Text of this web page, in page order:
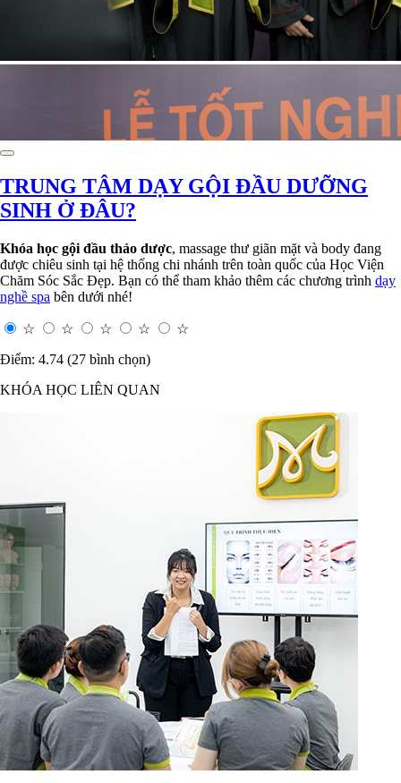
TRUNG TÂM DẠY GỘI ĐẦU DƯỠNG
SINH Ở ĐÂU?
Khóa học gội đầu thảo dược, massage thư giãn mặt và body đang
được chiêu sinh tại hệ thống chi nhánh trên toàn quốc của Học Viện
Chăm Sóc Sắc Đẹp. Bạn có thể tham khảo thêm các chương trình dạy
nghề spa bên dưới nhé!
☆ ☆ ☆ ☆
☆
Điểm: 4.74 (27 bình chọn)
KHÓA HỌC LIÊN QUAN